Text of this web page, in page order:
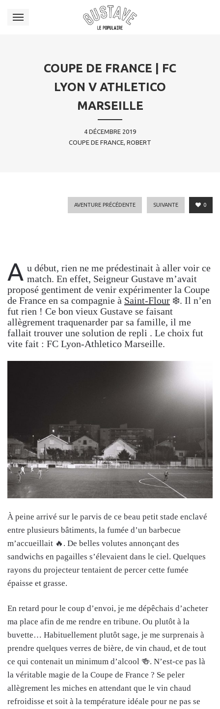
COUPE DE FRANCE | FC
LYON V ATHLETICO
MARSEILLE
4 DÉCEMBRE 2019
COUPE DE FRANCE, ROBERT
0
AVENTURE PRÉCÉDENTE SUIVANTE
A u début, rien ne me prédestinait à aller voir ce
match. En effet, Seigneur Gustave m’avait
proposé gentiment de venir expérimenter la Coupe
de France en sa compagnie à Saint-Flour ❄️. Il n’en
fut rien ! Ce bon vieux Gustave se faisant
allègrement traquenarder par sa famille, il me
fallait trouver une solution de repli . Le choix fut
vite fait : FC Lyon-Athletico Marseille.
À peine arrivé sur le parvis de ce beau petit stade enclavé
entre plusieurs bâtiments, la fumée d’un barbecue
m’accueillait 🔥. De belles volutes annonçant des
sandwichs en pagailles s’élevaient dans le ciel. Quelques
rayons du projecteur tentaient de percer cette fumée
épaisse et grasse.
En retard pour le coup d’envoi, je me dépêchais d’acheter
ma place afin de me rendre en tribune. Ou plutôt à la
buvette… Habituellement plutôt sage, je me surprenais à
prendre quelques verres de bière, de vin chaud, et de tout
ce qui contenait un minimum d’alcool 🍻. N’est-ce pas là
la véritable magie de la Coupe de France ? Se peler
allègrement les miches en attendant que le vin chaud
refroidisse et soit à la température idéale pour ne pas se